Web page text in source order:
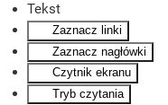
Tekst
Zaznacz linki
Zaznacz nagłówki
Czytnik ekranu
Tryb czytania